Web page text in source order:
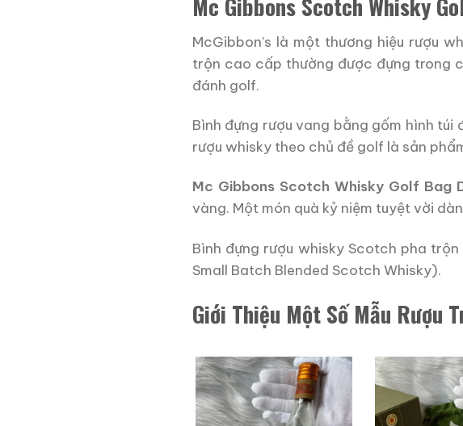
McGibbon’s là một thương hiệu rượu
trộn cao cấp thường được đựng trong
đánh golf.
Bình đựng rượu vang bằng gốm hình túi
rượu whisky theo chủ đề golf là sản
Mc Gibbons Scotch Whisky Golf Bag
vàng. Một món quà kỷ niệm tuyệt vời
Bình đựng rượu whisky Scotch pha trộn
Small Batch Blended Scotch Whisky).
Giới Thiệu Một Số Mẫu Rượu